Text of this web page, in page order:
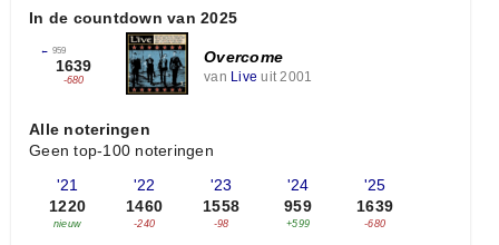
In de countdown van 2025
← 959
1639
-680
Overcome
van Live uit 2001
Alle noteringen
Geen top-100 noteringen
'21
1220
nieuw
'22
1460
-240
'23
1558
-98
'24
959
+599
'25
1639
-680